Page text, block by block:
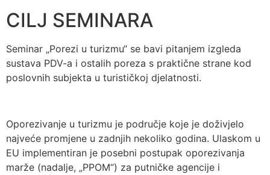
CILJ SEMINARA
Seminar „Porezi u turizmu“ se bavi pitanjem izgleda
sustava PDV-a i ostalih poreza s praktične strane kod
poslovnih subjekta u turističkoj djelatnosti.
Oporezivanje u turizmu je područje koje je doživjelo
najveće promjene u zadnjih nekoliko godina. Ulaskom u
EU implementiran je posebni postupak oporezivanja
marže (nadalje, „PPOM“) za putničke agencije i